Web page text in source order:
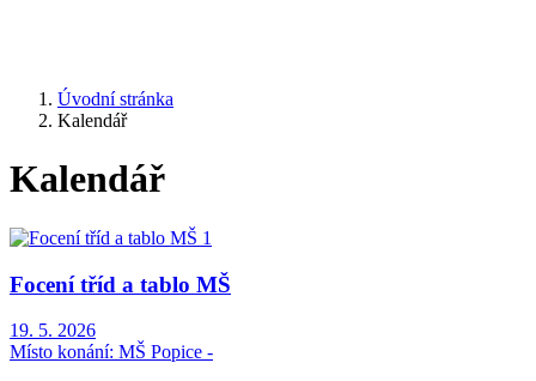
Úvodní stránka
Kalendář
Kalendář
Focení tříd a tablo MŠ
19. 5. 2026
Místo konání: MŠ Popice -